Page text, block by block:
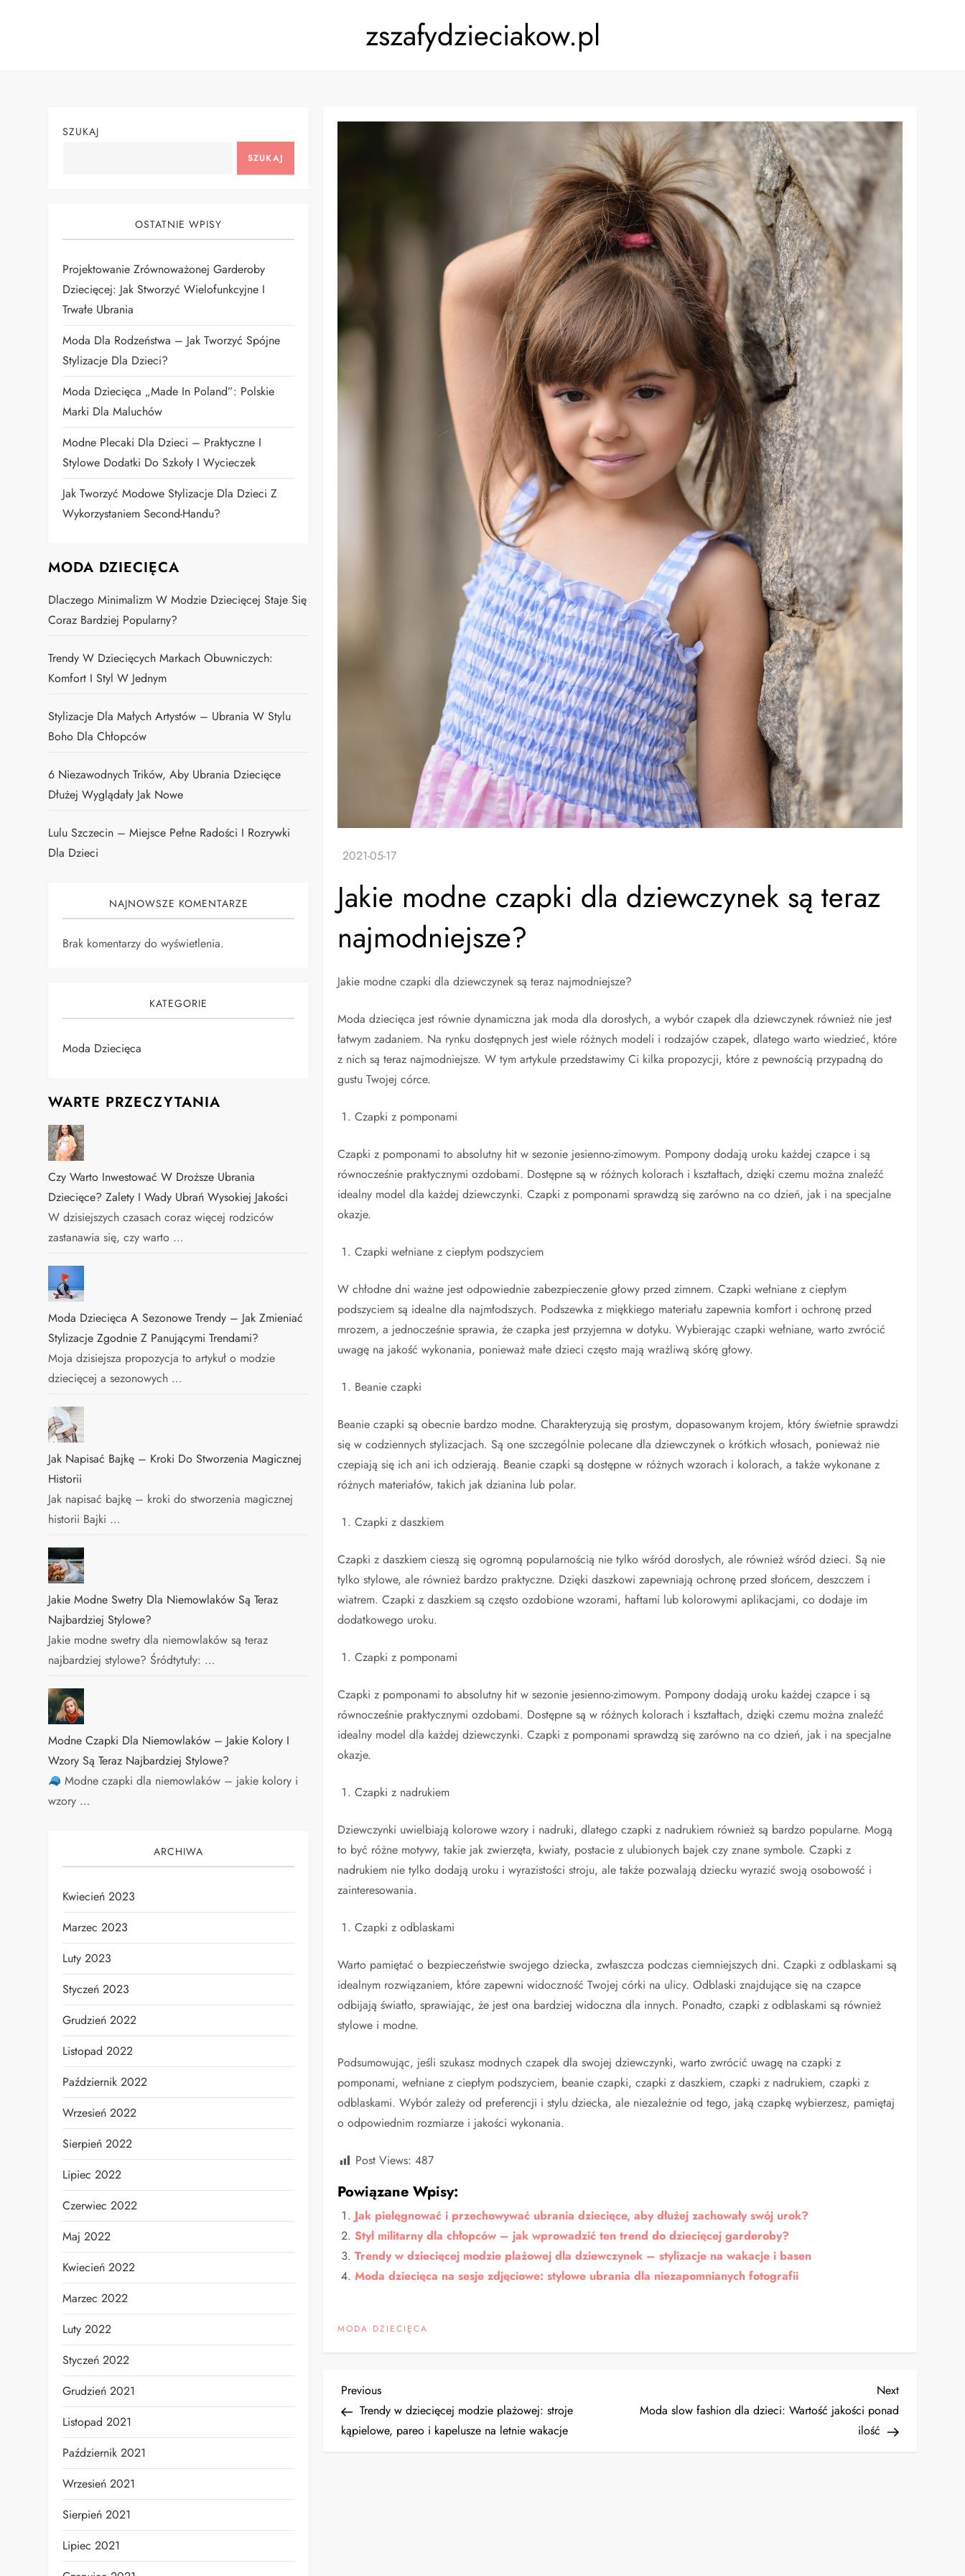
zszafydzieciakow.pl
Jakie modne czapki dla dziewczynek są teraz
najmodniejsze?
Jakie modne czapki dla dziewczynek są teraz najmodniejsze?
Moda dziecięca jest równie dynamiczna jak moda dla dorosłych, a wybór czapek dla dziewczynek również nie jest
łatwym zadaniem. Na rynku dostępnych jest wiele różnych modeli i rodzajów czapek, dlatego warto wiedzieć, które
z nich są teraz najmodniejsze. W tym artykule przedstawimy Ci kilka propozycji, które z pewnością przypadną do
gustu Twojej córce.
Czapki z pomponami
Czapki z pomponami to absolutny hit w sezonie jesienno-zimowym. Pompony dodają uroku każdej czapce i są
równocześnie praktycznymi ozdobami. Dostępne są w różnych kolorach i kształtach, dzięki czemu można znaleźć
idealny model dla każdej dziewczynki. Czapki z pomponami sprawdzą się zarówno na co dzień, jak i na specjalne
okazje.
Czapki wełniane z ciepłym podszyciem
W chłodne dni ważne jest odpowiednie zabezpieczenie głowy przed zimnem. Czapki wełniane z ciepłym
podszyciem są idealne dla najmłodszych. Podszewka z miękkiego materiału zapewnia komfort i ochronę przed
mrozem, a jednocześnie sprawia, że czapka jest przyjemna w dotyku. Wybierając czapki wełniane, warto zwrócić
uwagę na jakość wykonania, ponieważ małe dzieci często mają wrażliwą skórę głowy.
Beanie czapki
Beanie czapki są obecnie bardzo modne. Charakteryzują się prostym, dopasowanym krojem, który świetnie sprawdzi
się w codziennych stylizacjach. Są one szczególnie polecane dla dziewczynek o krótkich włosach, ponieważ nie
czepiają się ich ani ich odzierają. Beanie czapki są dostępne w różnych wzorach i kolorach, a także wykonane z
różnych materiałów, takich jak dzianina lub polar.
Czapki z daszkiem
Czapki z daszkiem cieszą się ogromną popularnością nie tylko wśród dorosłych, ale również wśród dzieci. Są nie
tylko stylowe, ale również bardzo praktyczne. Dzięki daszkowi zapewniają ochronę przed słońcem, deszczem i
wiatrem. Czapki z daszkiem są często ozdobione wzorami, haftami lub kolorowymi aplikacjami, co dodaje im
dodatkowego uroku.
Czapki z pomponami
Czapki z pomponami to absolutny hit w sezonie jesienno-zimowym. Pompony dodają uroku każdej czapce i są
równocześnie praktycznymi ozdobami. Dostępne są w różnych kolorach i kształtach, dzięki czemu można znaleźć
idealny model dla każdej dziewczynki. Czapki z pomponami sprawdzą się zarówno na co dzień, jak i na specjalne
okazje.
Czapki z nadrukiem
Dziewczynki uwielbiają kolorowe wzory i nadruki, dlatego czapki z nadrukiem również są bardzo popularne. Mogą
to być różne motywy, takie jak zwierzęta, kwiaty, postacie z ulubionych bajek czy znane symbole. Czapki z
nadrukiem nie tylko dodają uroku i wyrazistości stroju, ale także pozwalają dziecku wyrazić swoją osobowość i
zainteresowania.
Czapki z odblaskami
Warto pamiętać o bezpieczeństwie swojego dziecka, zwłaszcza podczas ciemniejszych dni. Czapki z odblaskami są
idealnym rozwiązaniem, które zapewni widoczność Twojej córki na ulicy. Odblaski znajdujące się na czapce
odbijają światło, sprawiając, że jest ona bardziej widoczna dla innych. Ponadto, czapki z odblaskami są również
stylowe i modne.
Podsumowując, jeśli szukasz modnych czapek dla swojej dziewczynki, warto zwrócić uwagę na czapki z
pomponami, wełniane z ciepłym podszyciem, beanie czapki, czapki z daszkiem, czapki z nadrukiem, czapki z
odblaskami. Wybór zależy od preferencji i stylu dziecka, ale niezależnie od tego, jaką czapkę wybierzesz, pamiętaj
o odpowiednim rozmiarze i jakości wykonania.
Post Views: 487
Powiązane Wpisy:
Jak pielęgnować i przechowywać ubrania dziecięce, aby dłużej zachowały swój urok?
Styl militarny dla chłopców – jak wprowadzić ten trend do dziecięcej garderoby?
Trendy w dziecięcej modzie plażowej dla dziewczynek – stylizacje na wakacje i basen
Moda dziecięca na sesje zdjęciowe: stylowe ubrania dla niezapomnianych fotografii
MODA DZIECIĘCA
N
a
Previous
Post
Previous
Trendy w dziecięcej modzie plażowej: stroje
kąpielowe, pareo i kapelusze na letnie wakacje
Next
Post
Next
Moda slow fashion dla dzieci: Wartość jakości ponad
ilość
SZUKAJ
SZUKAJ
OSTATNIE WPISY
Projektowanie Zrównoważonej Garderoby
Dziecięcej: Jak Stworzyć Wielofunkcyjne I
Trwałe Ubrania
Moda Dla Rodzeństwa – Jak Tworzyć Spójne
Stylizacje Dla Dzieci?
Moda Dziecięca „Made In Poland”: Polskie
Marki Dla Maluchów
Modne Plecaki Dla Dzieci – Praktyczne I
Stylowe Dodatki Do Szkoły I Wycieczek
Jak Tworzyć Modowe Stylizacje Dla Dzieci Z
Wykorzystaniem Second-Handu?
MODA DZIECIĘCA
Dlaczego Minimalizm W Modzie Dziecięcej Staje Się
Coraz Bardziej Popularny?
Trendy W Dziecięcych Markach Obuwniczych:
Komfort I Styl W Jednym
Stylizacje Dla Małych Artystów – Ubrania W Stylu
Boho Dla Chłopców
6 Niezawodnych Trików, Aby Ubrania Dziecięce
Dłużej Wyglądały Jak Nowe
Lulu Szczecin – Miejsce Pełne Radości I Rozrywki
Dla Dzieci
NAJNOWSZE KOMENTARZE
Brak komentarzy do wyświetlenia.
KATEGORIE
Moda Dziecięca
WARTE PRZECZYTANIA
Czy Warto Inwestować W Droższe Ubrania
Dziecięce? Zalety I Wady Ubrań Wysokiej Jakości
W dzisiejszych czasach coraz więcej rodziców
zastanawia się, czy warto …
Moda Dziecięca A Sezonowe Trendy – Jak Zmieniać
Stylizacje Zgodnie Z Panującymi Trendami?
Moja dzisiejsza propozycja to artykuł o modzie
dziecięcej a sezonowych …
Jak Napisać Bajkę – Kroki Do Stworzenia Magicznej
Historii
Jak napisać bajkę – kroki do stworzenia magicznej
historii Bajki …
Jakie Modne Swetry Dla Niemowlaków Są Teraz
Najbardziej Stylowe?
Jakie modne swetry dla niemowlaków są teraz
najbardziej stylowe? Śródtytuły: …
Modne Czapki Dla Niemowlaków – Jakie Kolory I
Wzory Są Teraz Najbardziej Stylowe?
Modne czapki dla niemowlaków – jakie kolory i
wzory …
ARCHIWA
Kwiecień 2023
Marzec 2023
Luty 2023
Styczeń 2023
Grudzień 2022
Listopad 2022
Październik 2022
Wrzesień 2022
Sierpień 2022
Lipiec 2022
Czerwiec 2022
Maj 2022
Kwiecień 2022
Marzec 2022
Luty 2022
Styczeń 2022
Grudzień 2021
Listopad 2021
Październik 2021
Wrzesień 2021
Sierpień 2021
Lipiec 2021